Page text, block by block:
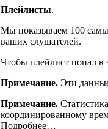
Плейлисты.
Мы показываем 100
ваших слушателей.
Чтобы плейлист попал в
Примечание. Эти
Примечание.
координированному
Подробнее…